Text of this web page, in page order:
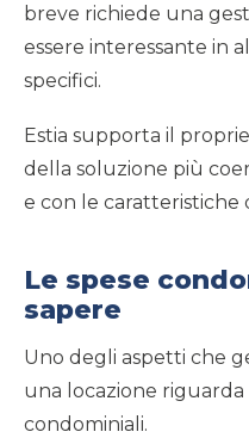
breve richiede una
essere interessante in
specifici.
Estia supporta il
della soluzione più
e con le caratteristiche
Le spese
sapere
Uno degli aspetti che
una locazione
condominiali.